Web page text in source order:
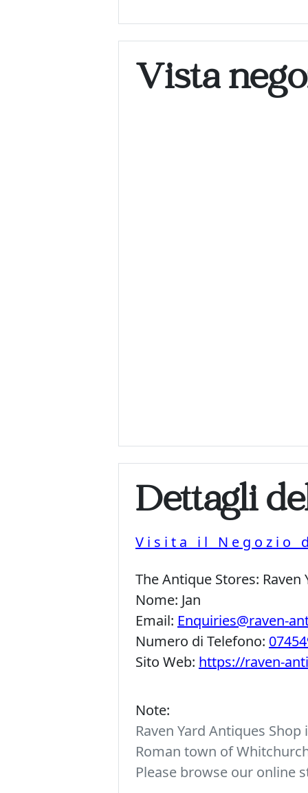
Vista
Dettagli
Visita il Negozio
The Antique Stores: Raven
Nome: Jan
Email: Enquiries@raven-
Numero di Telefono:
Sito Web: https://raven-
Note:
Raven Yard Antiques
Roman town of
Please browse our online